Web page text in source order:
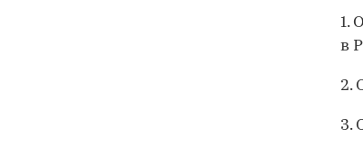
1.
в
2.
3.